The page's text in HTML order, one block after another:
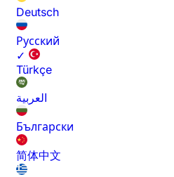
Deutsch
Русский
✓
Türkçe
العربية
Български
简体中文